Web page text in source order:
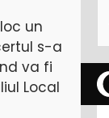
un
s-a
va fi
Local